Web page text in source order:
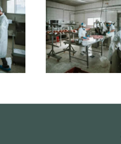
Ampliar